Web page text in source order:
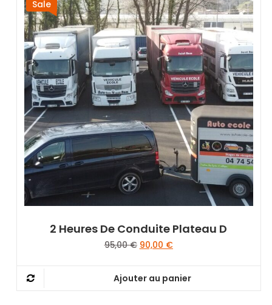
Sale
2 Heures De Conduite Plateau D
95,00€ Le
était :
90,00 €Le
est :
Ajouter au panier